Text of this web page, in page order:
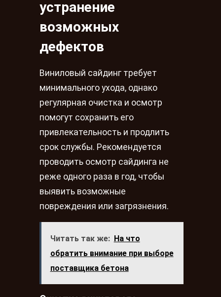
устранение
возможных
дефектов
Виниловый сайдинг требует
минимального ухода, однако
регулярная очистка и осмотр
помогут сохранить его
привлекательность и продлить
срок службы. Рекомендуется
проводить осмотр сайдинга не
реже одного раза в год, чтобы
выявить возможные
повреждения или загрязнения.
Читать так же: На что
обратить внимание при выборе
поставщика бетона